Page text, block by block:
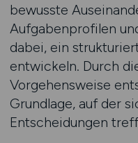
bewusste
Aufgabenprofilen
dabei, ein
entwickeln. Durch
Vorgehensweise
Grundlage, auf der
Entscheidungen